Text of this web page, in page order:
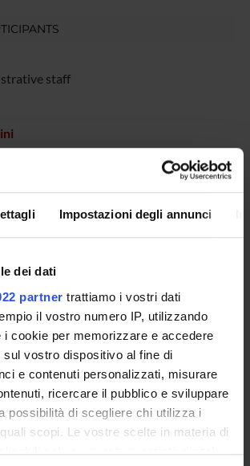
Impostazioni degli annunci
dei dati
partner trattiamo i vostri dati
il vostro numero IP, utilizzando
i cookie per memorizzare e accedere
sul vostro dispositivo al fine di
e contenuti personalizzati, misurare
ricercare il pubblico e sviluppare
possibilità di scegliere chi utilizza i
scopi. Le vostre scelte in materia di
solo su questa proprietà digitale
staff
Professor